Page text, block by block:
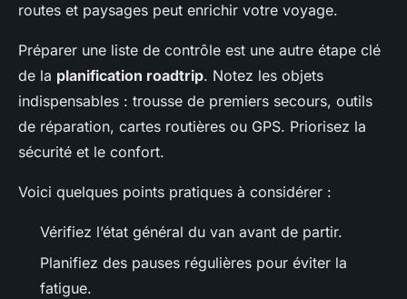
routes et paysages peut enrichir votre voyage.
Préparer une liste de contrôle est une autre étape clé
de la planification roadtrip. Notez les objets
indispensables : trousse de premiers secours, outils
de réparation, cartes routières ou GPS. Priorisez la
sécurité et le confort.
Voici quelques points pratiques à considérer :
Vérifiez l’état général du van avant de partir.
Planifiez des pauses régulières pour éviter la
fatigue.